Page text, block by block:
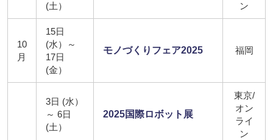
(土）
ン
10
月
15日
(水）～
17日
(金）
モノづくりフェア2025 福岡
3日 (水）
～ 6日
(土）
2025国際ロボット展
東京/
オン
ライ
ン